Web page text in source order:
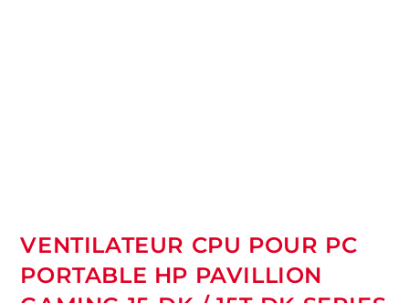
VENTILATEUR CPU POUR PC
PORTABLE HP PAVILLION